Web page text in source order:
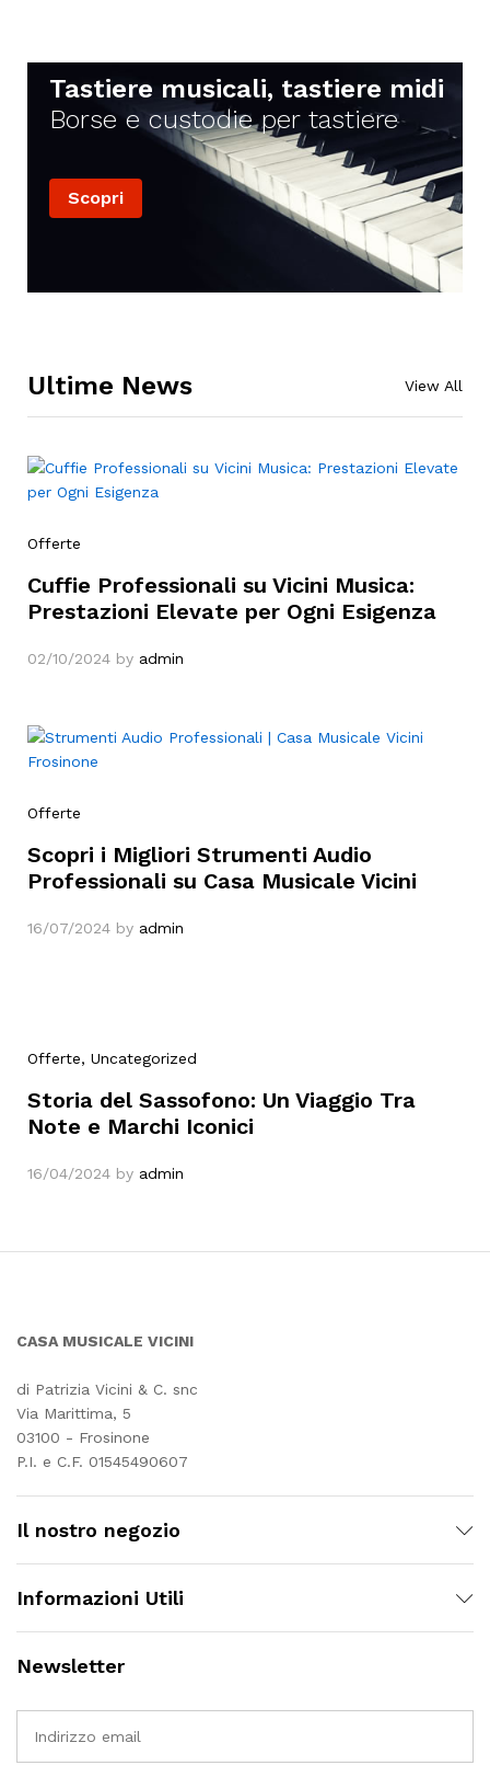
Tastiere musicali, tastiere midi
Borse e custodie per tastiere
Scopri
Ultime News View All
Offerte
Cuffie Professionali su Vicini Musica:
Prestazioni Elevate per Ogni Esigenza
02/10/2024 by admin
Offerte
Scopri i Migliori Strumenti Audio
Professionali su Casa Musicale Vicini
16/07/2024 by admin
Offerte, Uncategorized
Storia del Sassofono: Un Viaggio Tra
Note e Marchi Iconici
16/04/2024 by admin
CASA MUSICALE VICINI
di Patrizia Vicini & C. snc
Via Marittima, 5
03100 - Frosinone
P.I. e C.F. 01545490607
Il nostro negozio
Informazioni Utili
Newsletter